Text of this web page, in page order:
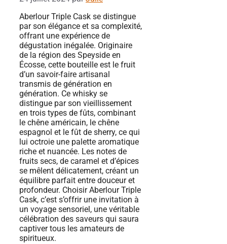
Aberlour Triple Cask se distingue
par son élégance et sa complexité,
offrant une expérience de
dégustation inégalée. Originaire
de la région des Speyside en
Écosse, cette bouteille est le fruit
d’un savoir-faire artisanal
transmis de génération en
génération. Ce whisky se
distingue par son vieillissement
en trois types de fûts, combinant
le chêne américain, le chêne
espagnol et le fût de sherry, ce qui
lui octroie une palette aromatique
riche et nuancée. Les notes de
fruits secs, de caramel et d’épices
se mêlent délicatement, créant un
équilibre parfait entre douceur et
profondeur. Choisir Aberlour Triple
Cask, c’est s’offrir une invitation à
un voyage sensoriel, une véritable
célébration des saveurs qui saura
captiver tous les amateurs de
spiritueux.